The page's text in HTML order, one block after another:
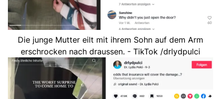
Die junge Mutter eilt mit ihrem Sohn auf dem Arm
erschrocken nach draussen. - TikTok /drlydpulci